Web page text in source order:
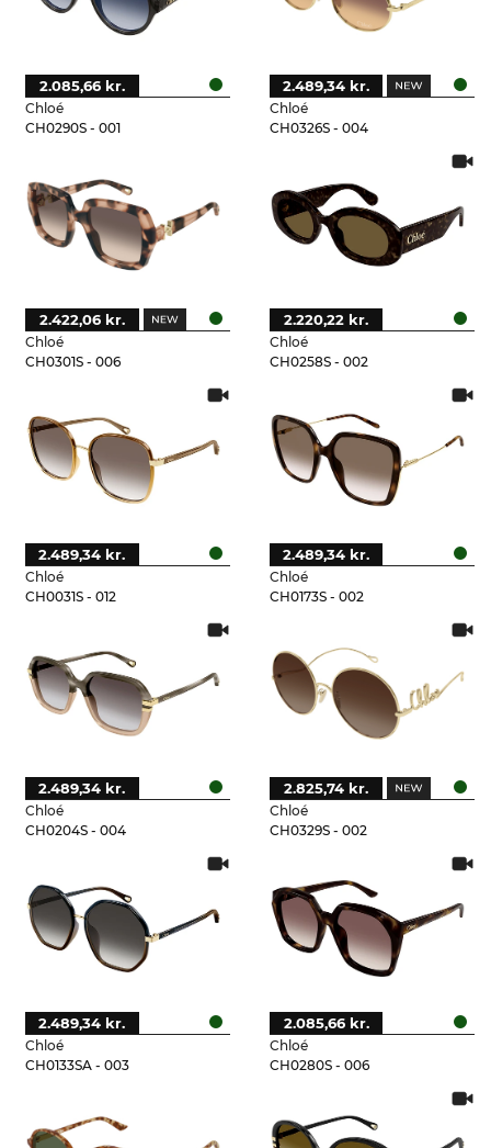
Chloé
CH0290S - 001
2.085,66 kr.
Chloé
CH0326S - 004
2.489,34 kr.
Chloé
CH0301S - 006
2.422,06 kr.
Chloé
CH0258S - 002
2.220,22 kr.
Chloé
CH0031S - 012
2.489,34 kr.
Chloé
CH0173S - 002
2.489,34 kr.
Chloé
CH0204S - 004
2.489,34 kr.
Chloé
CH0329S - 002
2.825,74 kr.
Chloé
CH0133SA - 003
2.489,34 kr.
Chloé
CH0280S - 006
2.085,66 kr.